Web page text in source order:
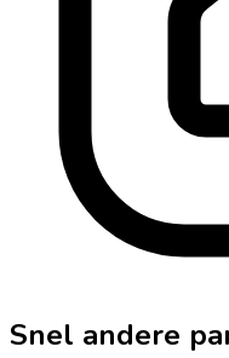
Snel andere